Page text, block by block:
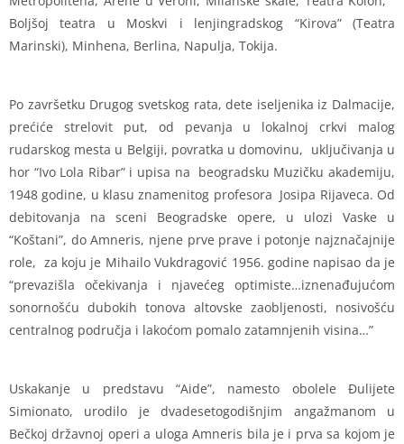
Boljšoj teatra u Moskvi i lenjingradskog “Kirova” (Teatra
Marinski), Minhena, Berlina, Napulja, Tokija.
Po završetku Drugog svetskog rata, dete iseljenika iz Dalmacije,
prećiće strelovit put, od pevanja u lokalnoj crkvi malog
rudarskog mesta u Belgiji, povratka u domovinu, uključivanja u
hor “Ivo Lola Ribar” i upisa na beogradsku Muzičku akademiju,
1948 godine, u klasu znamenitog profesora Josipa Rijaveca. Od
debitovanja na sceni Beogradske opere, u ulozi Vaske u
“Koštani”, do Amneris, njene prve prave i potonje najznačajnije
role, za koju je Mihailo Vukdragović 1956. godine napisao da je
“prevazišla očekivanja i njavećeg optimiste…iznenađujućom
sonornošću dubokih tonova altovske zaobljenosti, nosivošću
centralnog područja i lakoćom pomalo zatamnjenih visina…”
Uskakanje u predstavu “Aide”, namesto obolele Đulijete
Simionato, urodilo je dvadesetogodišnjim angažmanom u
Bečkoj državnoj operi a uloga Amneris bila je i prva sa kojom je